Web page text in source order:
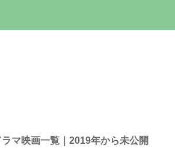
マ映画一覧｜2019年から未公開